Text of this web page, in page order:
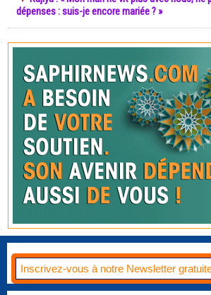
dépenses : suis-je encore mariée ? »